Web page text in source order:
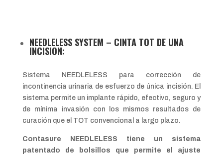
NEEDLELESS SYSTEM – CINTA TOT DE UNA
INCISION:
Sistema NEEDLELESS para corrección de
incontinencia urinaria de esfuerzo de única incisión. El
sistema permite un implante rápido, efectivo, seguro y
de mínima invasión con los mismos resultados de
curación que el TOT convencional a largo plazo.
Contasure NEEDLELESS tiene un sistema
patentado de bolsillos que permite el ajuste